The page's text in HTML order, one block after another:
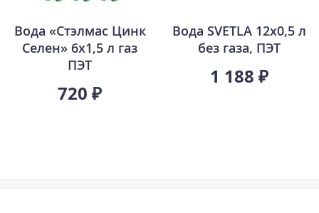
Вода «Стэлмас Цинк
Селен» 6х1,5 л газ
ПЭТ
720 ₽
Вода SVETLA 12х0,5 л
без газа, ПЭТ
1 188 ₽